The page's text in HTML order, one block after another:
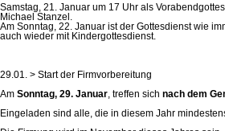
Samstag, 21. Januar um 17 Uhr als
Michael Stanzel.
Am Sonntag, 22. Januar ist der Gottesdienst wie
auch wieder mit Kindergottesdienst.
29.01. > Start der Firmvorbereitung
Am Sonntag, 29. Januar, treffen sich nach dem
Eingeladen sind alle, die in diesem Jahr